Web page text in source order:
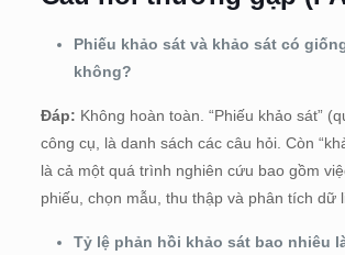
Phiếu khảo sát và khảo sát có
không?
Đáp: Không hoàn toàn. “Phiếu khảo sát”
công cụ, là danh sách các câu hỏi. Còn
là cả một quá trình nghiên cứu bao gồm
phiếu, chọn mẫu, thu thập và phân tích dữ
Tỷ lệ phản hồi khảo sát bao nhiêu